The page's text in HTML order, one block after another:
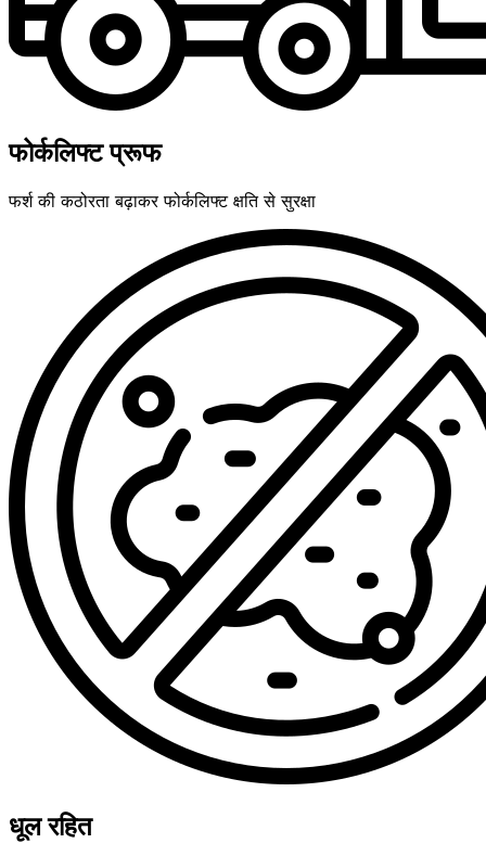
फोर्कलिफ्ट प्रूफ
फर्श की कठोरता बढ़ाकर फोर्कलिफ्ट क्षति से सुरक्षा
धूल रहित